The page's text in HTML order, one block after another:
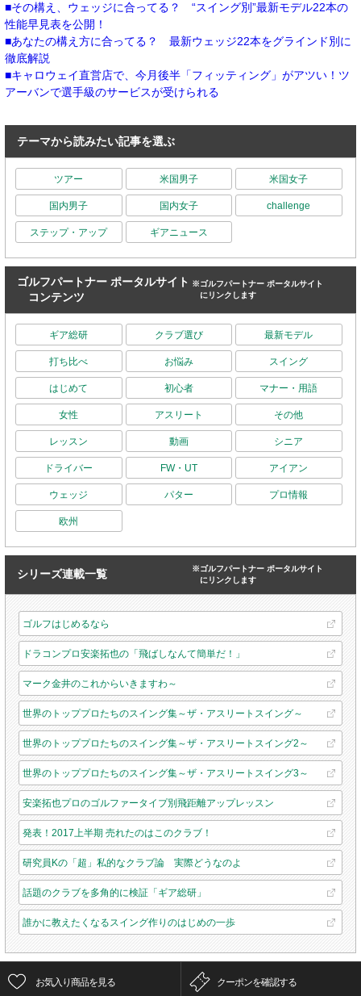
その構え、ウェッジに合ってる？ “スイング別”最新モデル22本の
性能早見表を公開！
あなたの構え方に合ってる？ 最新ウェッジ22本をグラインド別に
徹底解説
キャロウェイ直営店で、今月後半「フィッティング」がアツい！ツ
アーバンで選手級のサービスが受けられる
テーマから読みたい記事を選ぶ
ツアー 米国男子 米国女子
国内男子 国内女子 challenge
ステップ・アップ ギアニュース
ゴルフパートナー ポータルサイト
コンテンツ
※ゴルフパートナー ポータルサイト
にリンクします
ギア総研 クラブ選び 最新モデル
打ち比べ お悩み スイング
はじめて 初心者 マナー・用語
女性 アスリート その他
レッスン 動画 シニア
ドライバー FW・UT アイアン
ウェッジ パター プロ情報
欧州
シリーズ連載一覧
※ゴルフパートナー ポータルサイト
にリンクします
ゴルフはじめるなら
ドラコンプロ安楽拓也の「飛ばしなんて簡単だ！」
マーク金井のこれからいきますわ～
世界のトッププロたちのスイング集～ザ・アスリートスイング～
世界のトッププロたちのスイング集～ザ・アスリートスイング2～
世界のトッププロたちのスイング集～ザ・アスリートスイング3～
安楽拓也プロのゴルファータイプ別飛距離アップレッスン
発表！2017上半期 売れたのはこのクラブ！
研究員Kの「超」私的なクラブ論 実際どうなのよ
話題のクラブを多角的に検証「ギア総研」
誰かに教えたくなるスイング作りのはじめの一歩
お気入り商品を見る クーポンを確認する